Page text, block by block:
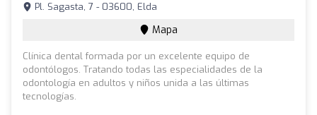
Pl. Sagasta, 7 - 03600, Elda
Mapa
Clínica dental formada por un excelente equipo de
odontólogos. Tratando todas las especialidades de la
odontología en adultos y niños unida a las últimas
tecnologías.